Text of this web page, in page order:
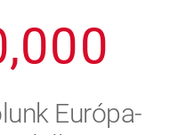
,000
Európa-